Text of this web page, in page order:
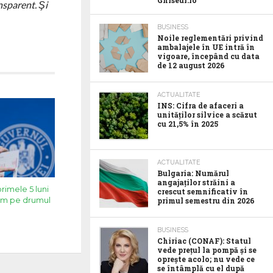
Şi
5 luni
pe drumul
BUSINESS
Noile reglementări privind
ambalajele în UE intră în
vigoare, începând cu data
de 12 august 2026
ACTUALITATE
INS: Cifra de afaceri a
unităților silvice a scăzut
cu 21,5% în 2025
ACTUALITATE
Bulgaria: Numărul
angajaților străini a
crescut semnificativ în
primul semestru din 2026
BUSINESS
Chiriac (CONAF): Statul
vede prețul la pompă și se
oprește acolo; nu vede ce
se întâmplă cu el după